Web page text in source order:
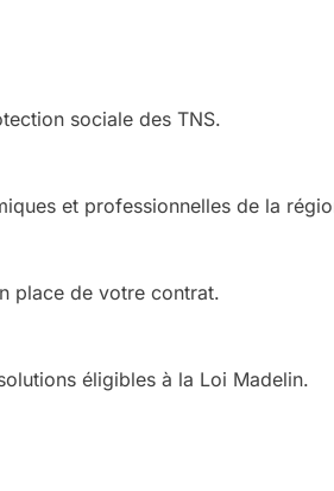
sociale des TNS.
et professionnelles de la
place de votre contrat.
éligibles à la Loi Madelin.